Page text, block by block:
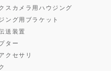
スカメラ用ハウジング
ング用ブラケット
送装置
ター
クセサリ